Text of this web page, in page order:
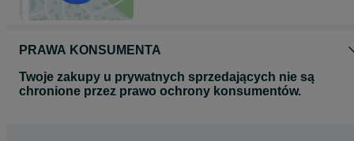
PRAWA KONSUMENTA
Twoje zakupy u prywatnych sprzedających nie są
chronione przez prawo ochrony konsumentów.